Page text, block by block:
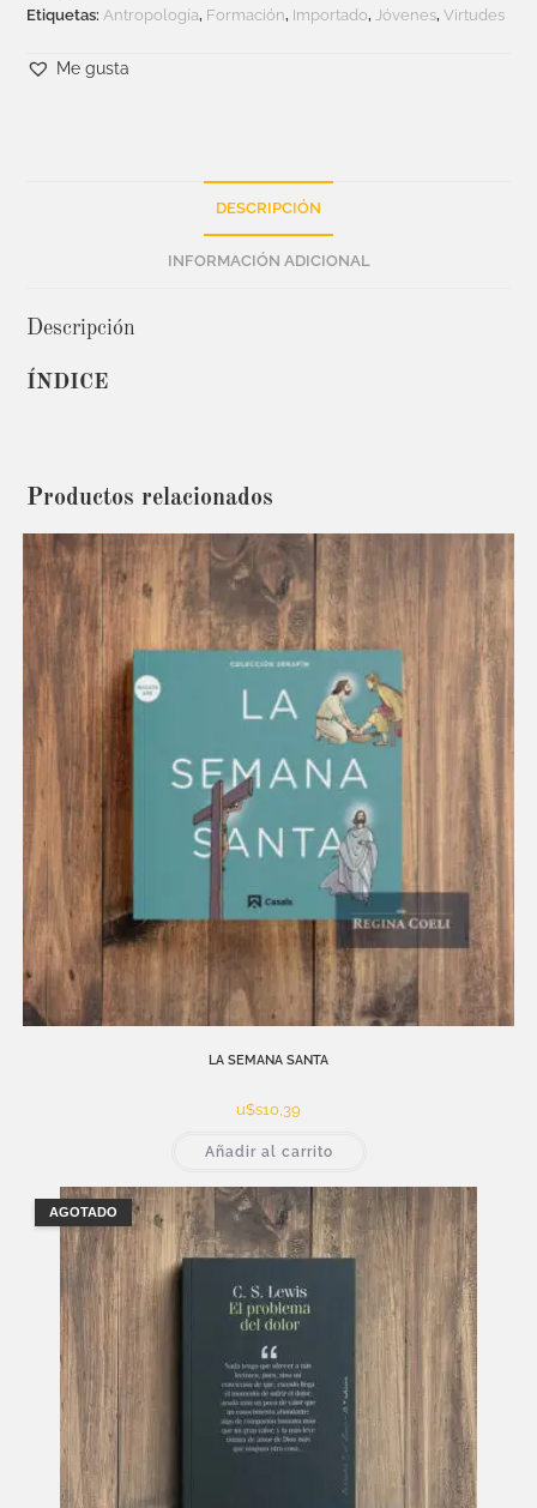
Etiquetas: Antropología, Formación, Importado, Jóvenes,Virtudes
Me gusta
DESCRIPCIÓN
INFORMACIÓN ADICIONAL
Descripción
ÍNDICE
Productos relacionados
LA SEMANA SANTA
u$s10,39
Añadir al carrito
AGOTADO